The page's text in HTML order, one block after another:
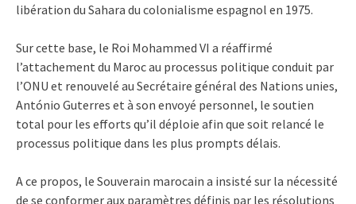
libération du Sahara du colonialisme espagnol en 1975.
Sur cette base, le Roi Mohammed VI a réaffirmé
l’attachement du Maroc au processus politique conduit par
l’ONU et renouvelé au Secrétaire général des Nations unies,
António Guterres et à son envoyé personnel, le soutien
total pour les efforts qu’il déploie afin que soit relancé le
processus politique dans les plus prompts délais.
A ce propos, le Souverain marocain a insisté sur la nécessité
de se conformer aux paramètres définis par les résolutions